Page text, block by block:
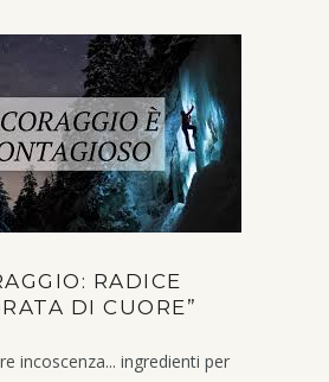
RADICE
DI CUORE”
incoscenza... ingredienti per